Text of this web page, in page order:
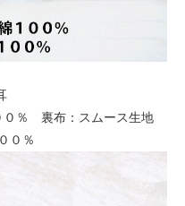
％ 裏布：スムース生地
０％